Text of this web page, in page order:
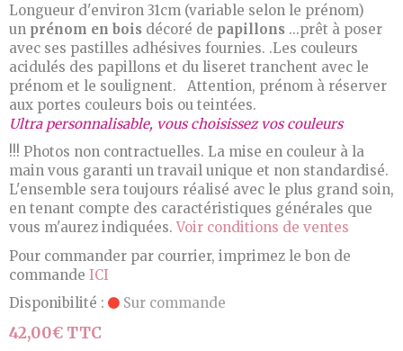
Longueur d'environ 31cm (variable selon le prénom)
un prénom en bois décoré de papillons ...prêt à poser
avec ses pastilles adhésives fournies. .Les couleurs
acidulés des papillons et du liseret tranchent avec le
prénom et le soulignent. Attention, prénom à réserver
aux portes couleurs bois ou teintées.
Ultra personnalisable, vous choisissez vos couleurs
!!! Photos non contractuelles. La mise en couleur à la
main vous garanti un travail unique et non standardisé.
L'ensemble sera toujours réalisé avec le plus grand soin,
en tenant compte des caractéristiques générales que
vous m'aurez indiquées.Voir conditions de ventes
Pour commander par courrier, imprimez le bon de
commande ICI
Disponibilité :
Sur commande
42,00€ TTC